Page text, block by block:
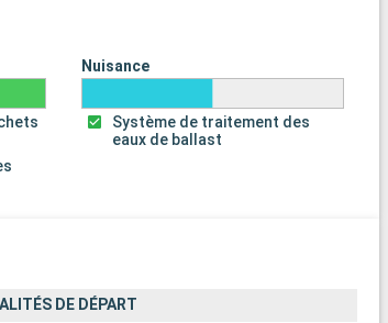
Nuisance
Système de traitement des
eaux de ballast
DE DÉPART